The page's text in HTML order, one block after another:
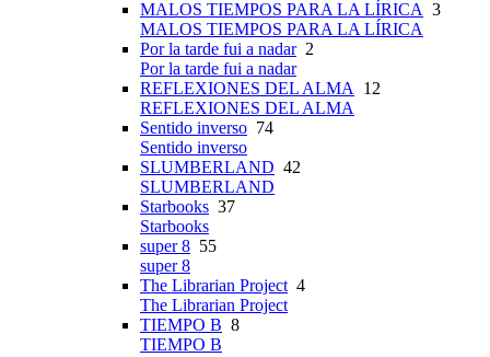
MALOS TIEMPOS PARA LA LÍRICA 3
MALOS TIEMPOS PARA LA LÍRICA
Por la tarde fui a nadar2
Por la tarde fui a nadar
REFLEXIONES DEL ALMA
12
REFLEXIONES DEL ALMA
Sentido inverso 74
Sentido inverso
SLUMBERLAND 42
SLUMBERLAND
Starbooks 37
Starbooks
super 8 55
super 8
The Librarian Project 4
The Librarian Project
TIEMPO B 8
TIEMPO B